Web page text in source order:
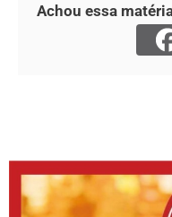
Achou essa